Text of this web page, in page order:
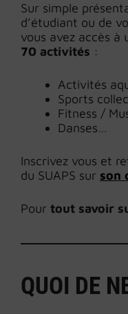
Sur simple
d’étudiant ou de
vous avez accès à
70 activités :
Activités
Sports
Fitness /
Danses…
Inscrivez vous et
du SUAPS sur son
Pour tout savoir
QUOI DE